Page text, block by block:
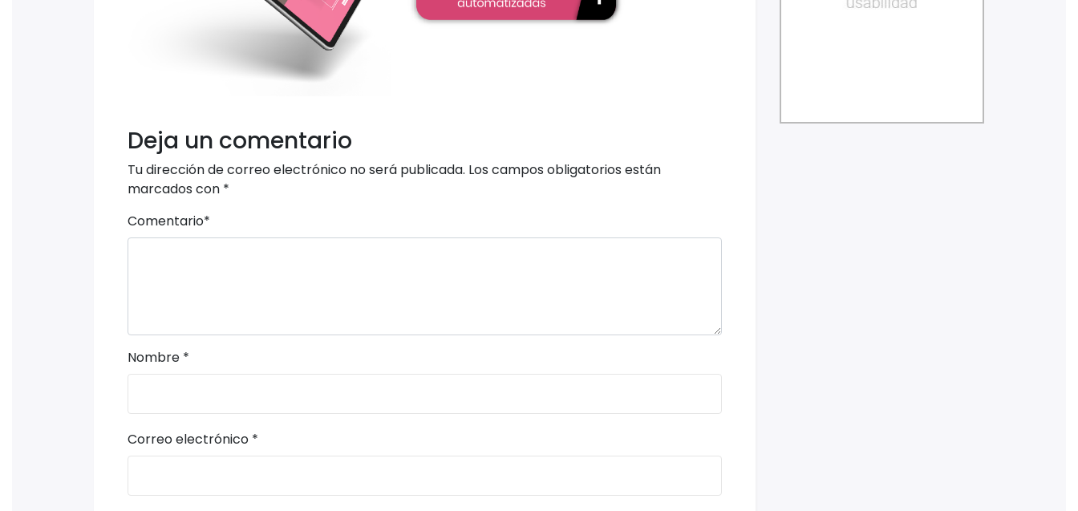
Deja un comentario
Tu dirección de correo electrónico no será publicada. Los campos obligatorios están
marcados con *
Comentario*
Nombre *
Correo electrónico *